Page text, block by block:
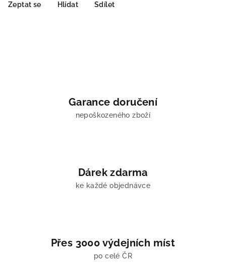
Zeptat se Hlídat Sdílet
Garance doručení
nepoškozeného zboží
Dárek zdarma
ke každé objednávce
Přes 3000 výdejních míst
po celé ČR